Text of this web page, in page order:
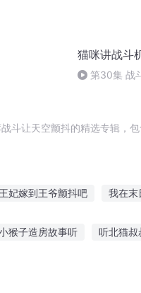
猫咪讲战斗
第30集 战
斗让天空颤抖的精选专辑，
王妃嫁到王爷颤抖吧 我在末
猴子造房故事听 听北猫叔